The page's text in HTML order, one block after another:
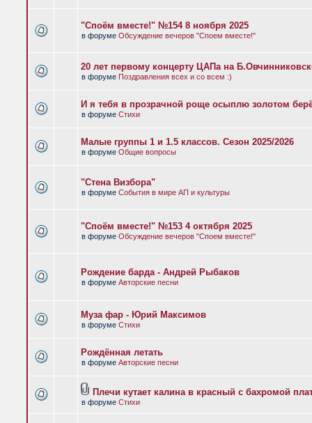
"Споём вместе!" №154 8 ноября 2025
в форуме Обсуждение вечеров "Споем вместе!"
20 лет первому концерту ЦАПа на
в форуме Поздравления всех и со всем :)
И я тебя в прозрачной роще осыплю золотом
в форуме Стихи
Малые группы 1 и 1.5 классов. Сезон 2025/2026
в форуме Общие вопросы
"Стена Визбора"
в форуме События в мире АП и культуры
"Споём вместе!" №153 4 октября 2025
в форуме Обсуждение вечеров "Споем вместе!"
Рождение барда - Андрей Рыбаков
в форуме Авторские песни
Муза фар - Юрий Максимов
в форуме Стихи
Рождённая летать
в форуме Авторские песни
Плечи кутает калина в красный с бахромой
в форуме Стихи